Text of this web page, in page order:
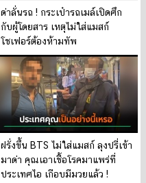
ด่าลั่นรถ ! กระเป๋ารถเมล์เปิดศึก
กับผู้โดยสาร เหตุไม่ใส่แมสก์
โชเฟอร์ต้องห้ามทัพ
ฝรั่งขึ้น BTS ไม่ใส่แมสก์ ลุงปรี่เข้า
มาด่า คุณเอาเชื้อโรคมาแพร่ที่
ประเทศไอ เกือบมีมวยแล้ว !